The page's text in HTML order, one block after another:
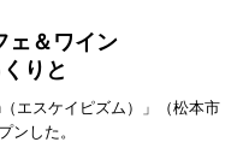
ェ＆ワイン
りと
エスケイピズム）」（松本市
ンした。